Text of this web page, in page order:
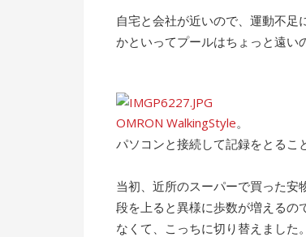
自宅と会社が近いので、運動不足
かといってプールはちょっと遠い
OMRON WalkingStyle。
パソコンと接続して記録をとるこ
当初、近所のスーパーで買った
段を上ると異様に歩数が増えるの
なくて、こっちに切り替えました